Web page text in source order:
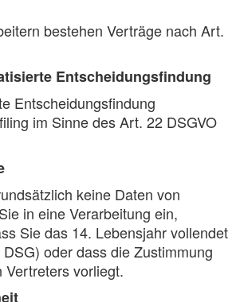
bestehen Verträge nach Art.
Entscheidungsfindung
Entscheidungsfindung
im Sinne des Art. 22 DSGVO
keine Daten von
in eine Verarbeitung ein,
Sie das 14. Lebensjahr vollendet
oder dass die Zustimmung
Vertreters vorliegt.